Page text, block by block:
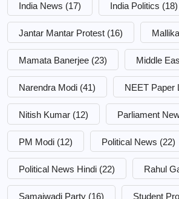
India News (17) India Politics (18)
Jantar Mantar Protest (16)
Mamata Banerjee (23) Middle
Narendra Modi (41) NEET Paper
Nitish Kumar (12) Parliament
PM Modi (12) Political News (22)
Political News Hindi (22) Rahul
Samajwadi Party (16) Student